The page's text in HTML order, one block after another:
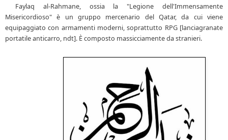
Faylaq al-Rahmane, ossia la "Legione dell'Immensamente
Misericordioso" è un gruppo mercenario del Qatar, da cui viene
equipaggiato con armamenti moderni, soprattutto RPG [lanciagranate
portatile anticarro, ndt]. È composto massicciamente da stranieri.